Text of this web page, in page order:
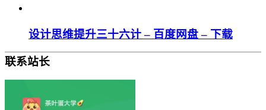
设计思维提升三十六计 – 百度网盘 – 下载
联系站长